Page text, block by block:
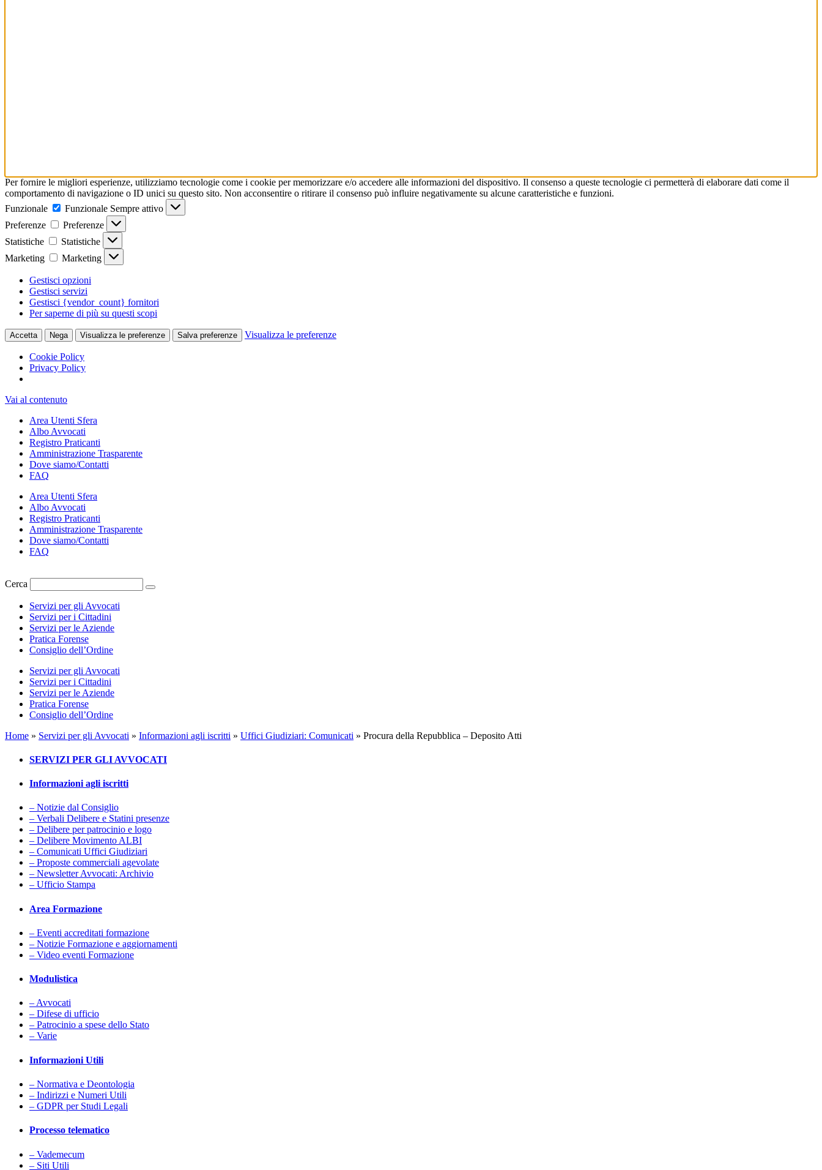
Per fornire le migliori esperienze, utilizziamo tecnologie come i cookie per memorizzare e/o accedere alle informazioni del dispositivo. Il consenso a queste tecnologie ci permetterà di elaborare dati come il
comportamento di navigazione o ID unici su questo sito. Non acconsentire o ritirare il consenso può influire negativamente su alcune caratteristiche e funzioni.
Funzionale
Funzionale Sempre attivo
Preferenze
Preferenze
Statistiche
Statistiche
Marketing
Marketing
Gestisci opzioni
Gestisci servizi
Gestisci {vendor_count} fornitori
Per saperne di più su questi scopi
Accetta Nega Visualizza le preferenze Salva preferenze Visualizza le preferenze
Cookie Policy
Privacy Policy
Vai al contenuto
Area Utenti Sfera
Albo Avvocati
Registro Praticanti
Amministrazione Trasparente
Dove siamo/Contatti
FAQ
Area Utenti Sfera
Albo Avvocati
Registro Praticanti
Amministrazione Trasparente
Dove siamo/Contatti
FAQ
Cerca
Servizi per gli Avvocati
Servizi per i Cittadini
Servizi per le Aziende
Pratica Forense
Consiglio dell’Ordine
Servizi per gli Avvocati
Servizi per i Cittadini
Servizi per le Aziende
Pratica Forense
Consiglio dell’Ordine
Home » Servizi per gli Avvocati » Informazioni agli iscritti » Uffici Giudiziari: Comunicati » Procura della Repubblica – Deposito Atti
SERVIZI PER GLI AVVOCATI
Informazioni agli iscritti
– Notizie dal Consiglio
– Verbali Delibere e Statini presenze
– Delibere per patrocinio e logo
– Delibere Movimento ALBI
– Comunicati Uffici Giudiziari
– Proposte commerciali agevolate
– Newsletter Avvocati: Archivio
– Ufficio Stampa
Area Formazione
– Eventi accreditati formazione
– Notizie Formazione e aggiornamenti
– Video eventi Formazione
Modulistica
– Avvocati
– Difese di ufficio
– Patrocinio a spese dello Stato
– Varie
Informazioni Utili
– Normativa e Deontologia
– Indirizzi e Numeri Utili
– GDPR per Studi Legali
Processo telematico
– Vademecum
– Siti Utili